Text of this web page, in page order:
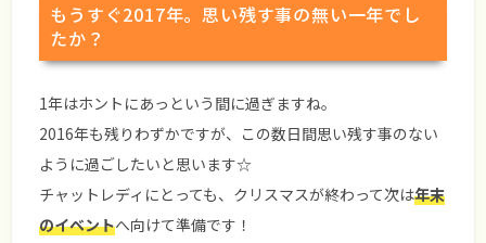
もうすぐ2017年。思い残す事の無い一年でし
たか？
1年はホントにあっという間に過ぎますね。
2016年も残りわずかですが、この数日間思い残す事のない
ように過ごしたいと思います☆
チャットレディにとっても、クリスマスが終わって次は年末
のイベントへ向けて準備です！